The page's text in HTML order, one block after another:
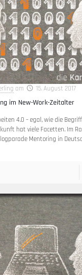
am 15. August 2017
im New-Work-Zeitalter
4.0 – egal, wie die
hat viele Facetten. Im
Mentoring in